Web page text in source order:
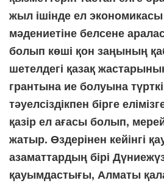
жыл ішінде ел
мәдениетіне белсене
болып көші қон заңының
шетелдегі қазақ
грантына ие болуына
тәуелсіздікпен бірге
қазір ел ағасы болып,
жатыр. Өздерінен кейінгі
азаматтардың бірі
қауымдастығы, Алматы